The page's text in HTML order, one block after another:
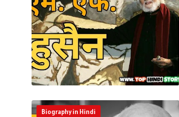
Biography in Hindi